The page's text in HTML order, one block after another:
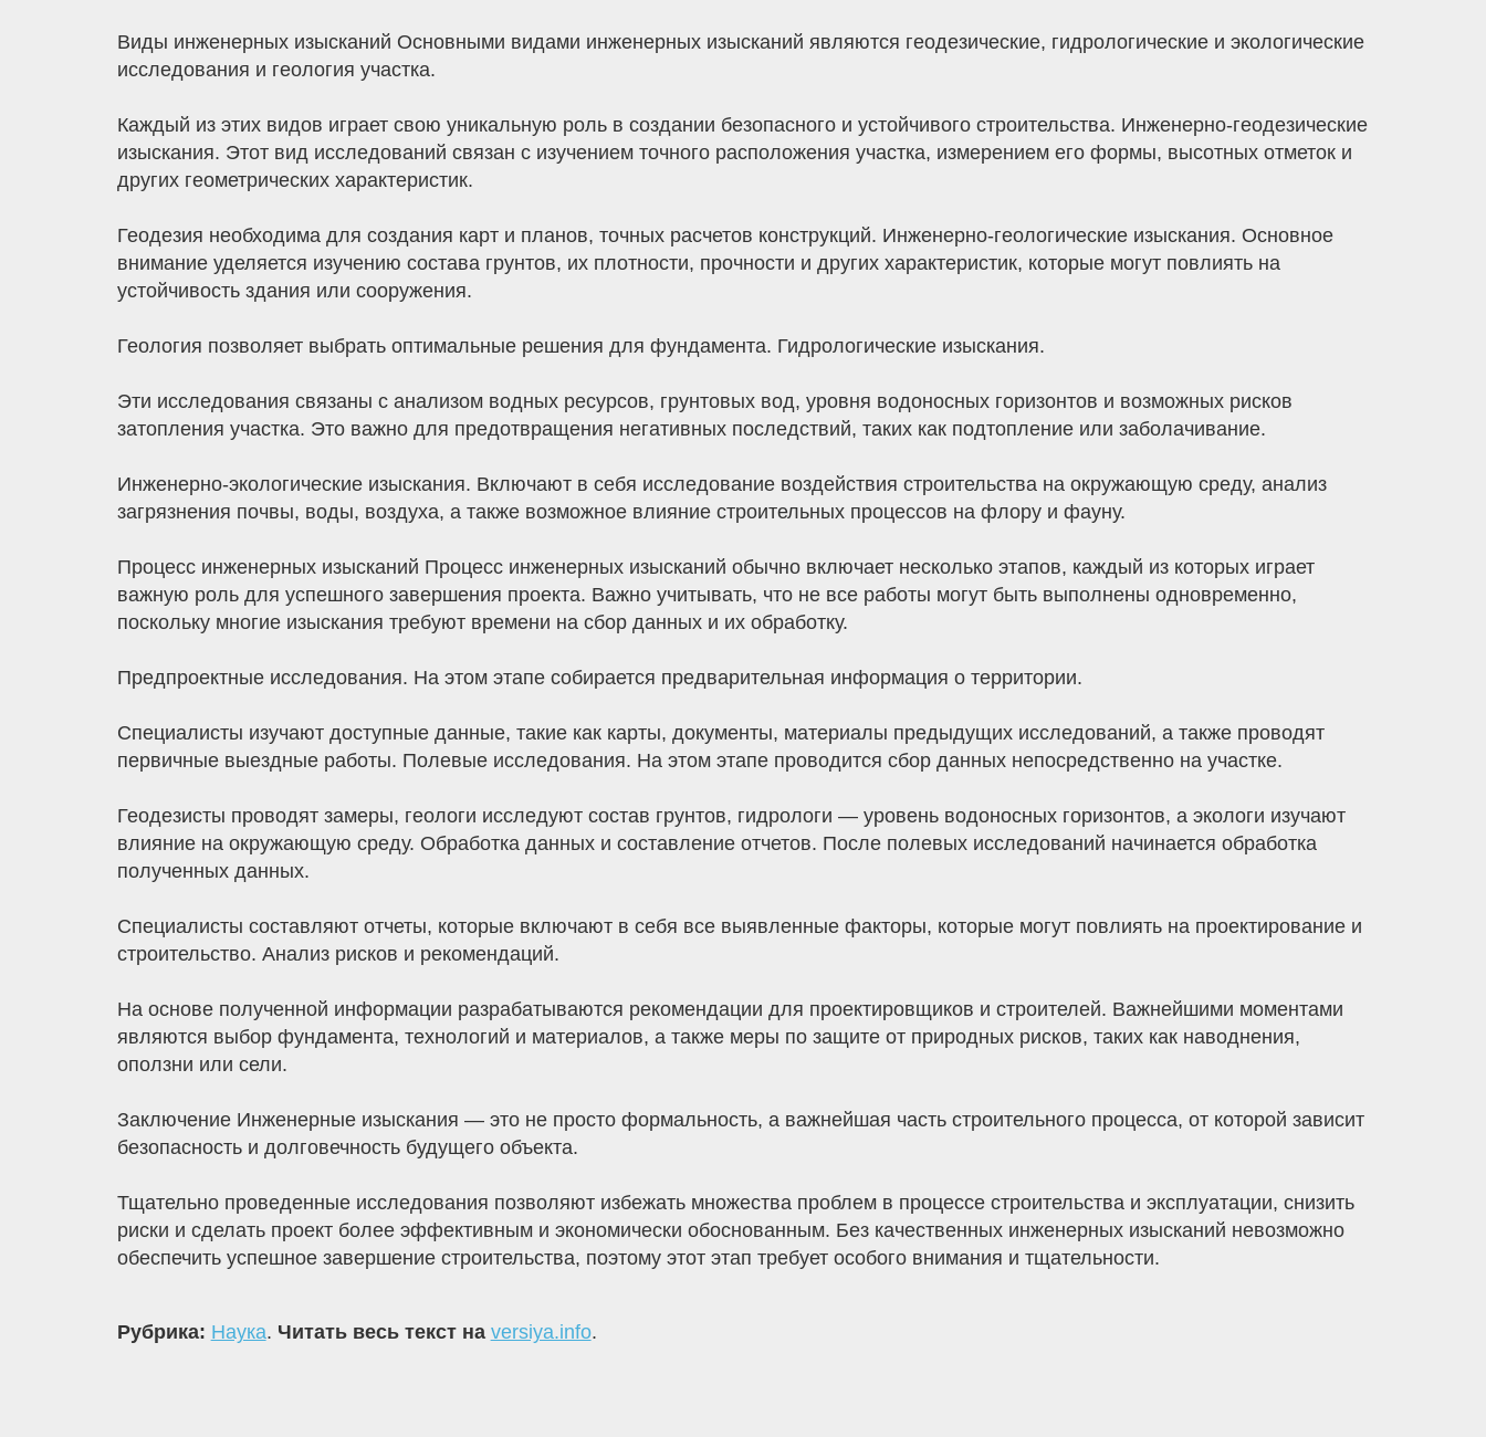
Виды инженерных изысканий Основными видами инженерных изысканий являются геодезические, гидрологические и экологические
исследования и геология участка.
Каждый из этих видов играет свою уникальную роль в создании безопасного и устойчивого строительства. Инженерно-геодезические
изыскания. Этот вид исследований связан с изучением точного расположения участка, измерением его формы, высотных отметок и
других геометрических характеристик.
Геодезия необходима для создания карт и планов, точных расчетов конструкций. Инженерно-геологические изыскания. Основное
внимание уделяется изучению состава грунтов, их плотности, прочности и других характеристик, которые могут повлиять на
устойчивость здания или сооружения.
Геология позволяет выбрать оптимальные решения для фундамента. Гидрологические изыскания.
Эти исследования связаны с анализом водных ресурсов, грунтовых вод, уровня водоносных горизонтов и возможных рисков
затопления участка. Это важно для предотвращения негативных последствий, таких как подтопление или заболачивание.
Инженерно-экологические изыскания. Включают в себя исследование воздействия строительства на окружающую среду, анализ
загрязнения почвы, воды, воздуха, а также возможное влияние строительных процессов на флору и фауну.
Процесс инженерных изысканий Процесс инженерных изысканий обычно включает несколько этапов, каждый из которых играет
важную роль для успешного завершения проекта. Важно учитывать, что не все работы могут быть выполнены одновременно,
поскольку многие изыскания требуют времени на сбор данных и их обработку.
Предпроектные исследования. На этом этапе собирается предварительная информация о территории.
Специалисты изучают доступные данные, такие как карты, документы, материалы предыдущих исследований, а также проводят
первичные выездные работы. Полевые исследования. На этом этапе проводится сбор данных непосредственно на участке.
Геодезисты проводят замеры, геологи исследуют состав грунтов, гидрологи — уровень водоносных горизонтов, а экологи изучают
влияние на окружающую среду. Обработка данных и составление отчетов. После полевых исследований начинается обработка
полученных данных.
Специалисты составляют отчеты, которые включают в себя все выявленные факторы, которые могут повлиять на проектирование и
строительство. Анализ рисков и рекомендаций.
На основе полученной информации разрабатываются рекомендации для проектировщиков и строителей. Важнейшими моментами
являются выбор фундамента, технологий и материалов, а также меры по защите от природных рисков, таких как наводнения,
оползни или сели.
Заключение Инженерные изыскания — это не просто формальность, а важнейшая часть строительного процесса, от которой зависит
безопасность и долговечность будущего объекта.
Тщательно проведенные исследования позволяют избежать множества проблем в процессе строительства и эксплуатации, снизить
риски и сделать проект более эффективным и экономически обоснованным. Без качественных инженерных изысканий невозможно
обеспечить успешное завершение строительства, поэтому этот этап требует особого внимания и тщательности.
Рубрика: Наука. Читать весь текст на versiya.info.